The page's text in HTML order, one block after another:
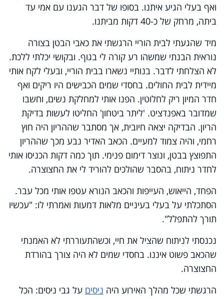
ואף בעלי הגיע איתנו. בסופו של דבר הגענו עם אמי עד
ביתה, מרחק של כ-40 דקות מביתנו.
מיד שהגעתי לבית הוריי הרגשתי את כאבי הבטן בצורה
נוראית הבנתי שמשהו רע קורה לי בגוף. ובקושי יכלתי ללכת.
לא הצלחתי לדבר. בנותיי נשארו בבית הוריי, ובעלי לקח אותי
מיידית לבית החולים. בחסדי שמים הכבישים היו ריקים ואף
חדר המיון ריק לחלוטין. הפנו אותי למחלקת נשים, וחשבו
שמדובר באפנדציט. 'ליתר ביטחון' החליטו לעשות בדיקת
הריון. הבדיקה יצאה חיובית, אך מסתבר שההריון היה חוץ
רחמי, והיה צמוד למעיים. הכאב האדיר נבע מכך שההריון
התפוצץ בבטן, ונוצר דימום פנימי. תוך כמה דקות הכניסו אותי
לחדר ניתוח, בהסבר שהולכים להוריד לי את החצוצרה.
הפחד, הייאוש, העייפות והכאב הנורא עטפו אותי מכל עבר.
הסתכלתי על בעלי בעיניים מלאות דמעות ואמרתי לו: "עכשיו
תורך להתפלל".
נכנסתי לניתוח שהציל את חיי, וכשהתעוררתי לא האמנתי
שהכאב פשוט איננו. בחסדי שמים לא היה צורך בהורדת
החצוצרה.
הרגשתי שכל מהלך האירוע היה ניסים על גבי ניסים: הכל